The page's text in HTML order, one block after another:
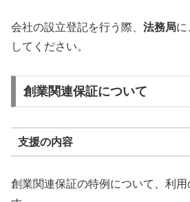
会社の設立登記を行う際、 法務局に
してください。
創業関連保証について
支援の内容
創業関連保証の特例について、利用